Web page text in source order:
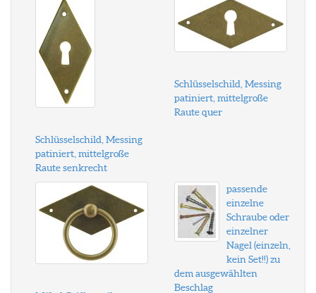
Schlüsselschild, Messing
patiniert, mittelgroße
Raute senkrecht
Schlüsselschild, Messing
patiniert, mittelgroße
Raute quer
passende
einzelne
Schraube oder
einzelner
Nagel (einzeln,
kein Set!!) zu
dem ausgewählten
Beschlag